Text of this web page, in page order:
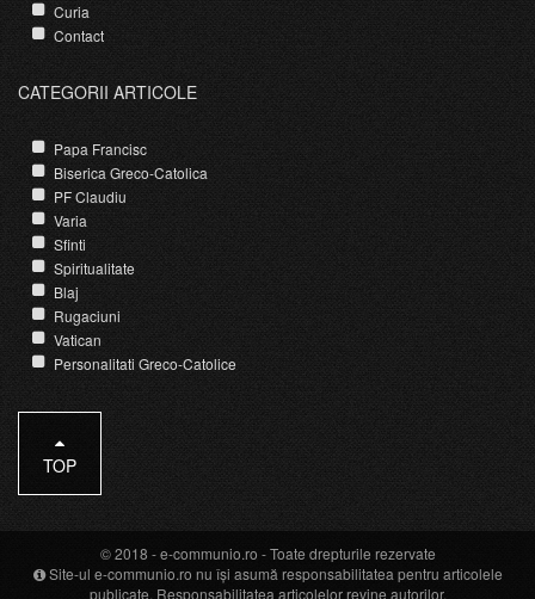
Curia
Contact
CATEGORII ARTICOLE
Papa Francisc
Biserica Greco-Catolica
PF Claudiu
Varia
Sfinti
Spiritualitate
Blaj
Rugaciuni
Vatican
Personalitati Greco-Catolice
TOP
© 2018 -e-communio.ro - Toate drepturile rezervate
Site-ul e-communio.ro nu își asumă responsabilitatea pentru articolele
publicate. Responsabilitatea articolelor revine autorilor.